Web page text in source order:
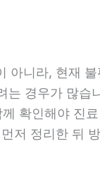
니라, 현재
경우가 많
확인해야 진
저 정리한 뒤